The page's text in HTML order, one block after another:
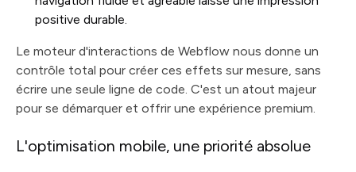
positive durable.
Le moteur d'interactions de Webflow nous donne un
contrôle total pour créer ces effets sur mesure, sans
écrire une seule ligne de code. C'est un atout majeur
pour se démarquer et offrir une expérience premium.
L'optimisation mobile, une priorité absolue